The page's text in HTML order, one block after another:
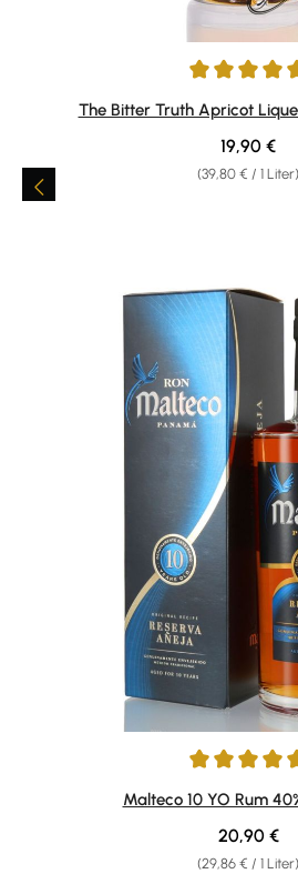
Durchschnittliche Bewertung von 5
The Bitter Truth Apricot
(39,80 € / 1 Liter)
Regulärer
19,90 €
Durchschnittliche Bewertung von
Malteco 10 YO Rum
(29,86 € / 1 Liter)
Regulärer
20,90 €